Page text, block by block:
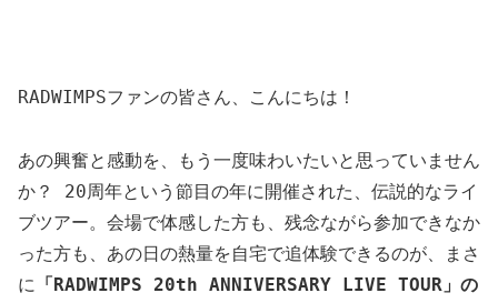
RADWIMPSファンの皆さん、こんにちは！
あの興奮と感動を、もう一度味わいたいと思っていません
か？ 20周年という節目の年に開催された、伝説的なライ
ブツアー。会場で体感した方も、残念ながら参加できなか
った方も、あの日の熱量を自宅で追体験できるのが、まさ
に 「RADWIMPS 20th ANNIVERSARY LIVE TOUR」の